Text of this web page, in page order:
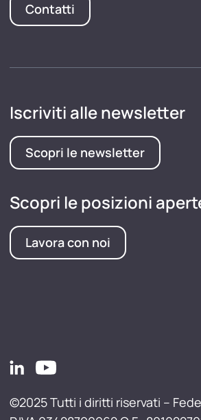
Contatti
Iscriviti alle newsletter
Scopri le newsletter
Scopri le posizioni
Lavora con noi
©2025 Tutti i diritti riservati –